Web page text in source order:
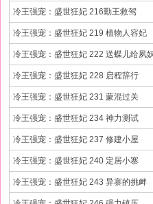
冷王强宠：盛世狂妃 216勤王救驾
冷王强宠：盛世狂妃 219 植物人容妃
冷王强宠：盛世狂妃 222 送蝶儿给夙
冷王强宠：盛世狂妃 228 启程辞行
冷王强宠：盛世狂妃 231 蒙混过关
冷王强宠：盛世狂妃 234 神力测试
冷王强宠：盛世狂妃 237 修建小屋
冷王强宠：盛世狂妃 240 定居小寨
冷王强宠：盛世狂妃 243 异寨的挑衅